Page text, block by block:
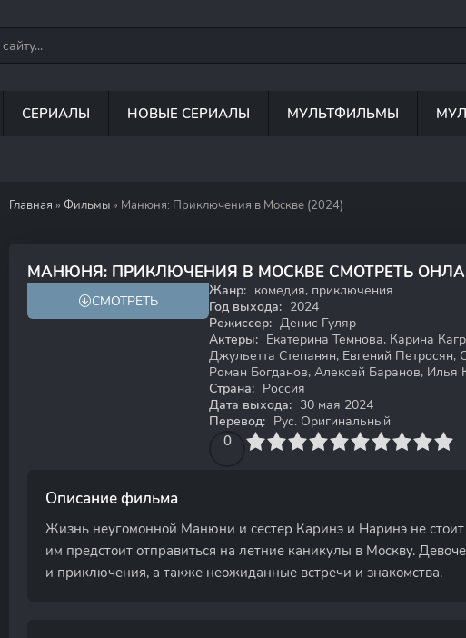
СЕРИАЛЫ НОВЫЕ СЕРИАЛЫ МУЛЬТФИЛЬМЫ
Главная » Фильмы » Манюня: Приключения в Москве (2024)
МАНЮНЯ: ПРИКЛЮЧЕНИЯ В МОСКВЕ СМОТРЕТЬ
6.5 5.6
СМОТРЕТЬ
Жанр: комедия, приключения
Год выхода: 2024
Режиссер: Денис Гуляр
Актеры: Екатерина Темнова, Карина
Джульетта Степанян, Евгений Петросян,
Роман Богданов, Алексей Баранов, Илья
Страна: Россия
Дата выхода: 30 мая 2024
Перевод: Рус. Оригинальный
0
4 6 7 8 9 10
Описание фильма
Жизнь неугомонной Манюни и сестер Каринэ и Наринэ не стоит
им предстоит отправиться на летние каникулы в Москву.
и приключения, а также неожиданные встречи и знакомства.